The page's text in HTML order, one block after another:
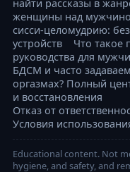
найти рассказы в
женщины над
сисси-целомудрию:
устройств
Что такое
руководства для
БДСМ и часто
оргазмах? Полный
и восстановления
Отказ от
Условия
Educational content. Not
hygiene, and safety, and